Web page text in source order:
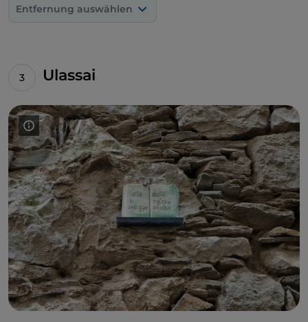
an Bari Sardo des römischen Künstlers
Talent, dem ein Teil der
verdanken ist, die das Sportstadion schmücken, und
Entfernung auswählen
Ulassai